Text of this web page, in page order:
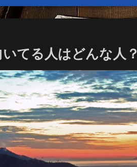
てる人はどんな人？